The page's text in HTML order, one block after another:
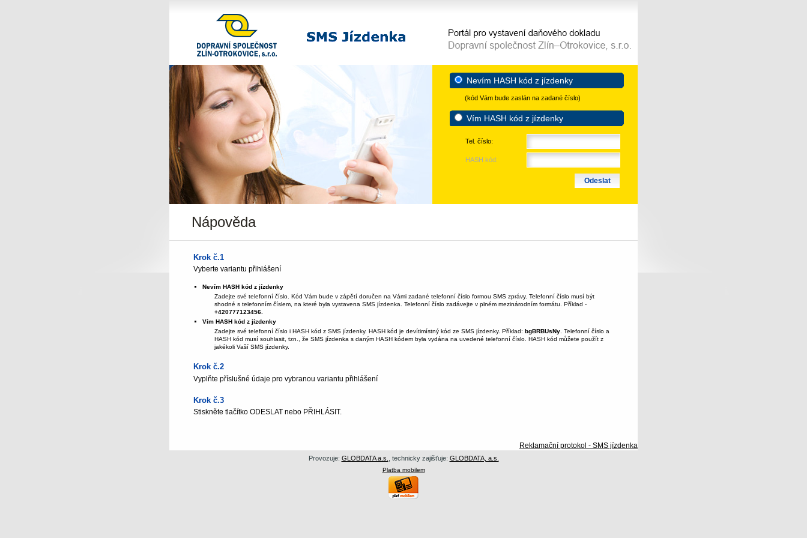
Dopravní společnost Zlín–
Otrokovice, s.r.o.
SMS jízdenka
Portál pro vystavení daňového dokladu
Dopravní společnost Zlín–Otrokovice, s.r.o.
Nevím HASH kód z jízdenky
(kód Vám bude zaslán na zadané číslo)
Vím HASH kód z jízdenky
Tel. číslo:
HASH kód:
Nápověda
Krok č.1
Vyberte variantu přihlášení
Nevím HASH kód z jízdenky
Zadejte své telefonní číslo. Kód Vám bude v zápětí doručen na Vámi zadané telefonní číslo formou SMS zprávy. Telefonní číslo musí být
shodné s telefonním číslem, na které byla vystavena SMS jízdenka. Telefonní číslo zadávejte v plném mezinárodním formátu. Příklad -
+420777123456.
Vím HASH kód z jízdenky
Zadejte své telefonní číslo i HASH kód z SMS jízdenky. HASH kód je devítimístný kód ze SMS jízdenky. Příklad: bgBRBUsNy . Telefonní číslo a
HASH kód musí souhlasit, tzn., že SMS jízdenka s daným HASH kódem byla vydána na uvedené telefonní číslo. HASH kód můžete použít z
jakékoli Vaší SMS jízdenky.
Krok č.2
Vyplňte příslušné údaje pro vybranou variantu přihlášení
Krok č.3
Stiskněte tlačítko ODESLAT nebo PŘIHLÁSIT.
Reklamační protokol - SMS jízdenka
Provozuje: GLOBDATA a.s. , technicky zajišťuje: GLOBDATA, a.s.
Platba mobilem